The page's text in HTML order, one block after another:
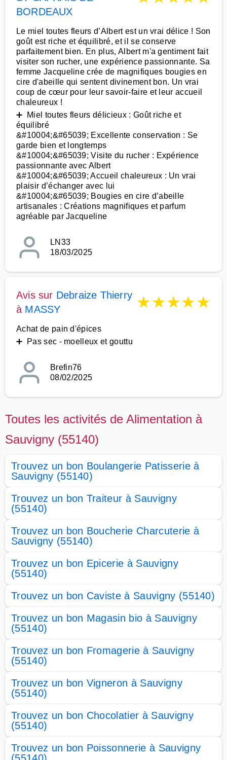
BORDEAUX
Le miel toutes fleurs d’Albert est un vrai délice ! Son
goût est riche et équilibré, et il se conserve
parfaitement bien. En plus, Albert m'a gentiment fait
visiter son rucher, une expérience passionnante. Sa
femme Jacqueline crée de magnifiques bougies en
cire d'abeille qui sentent divinement bon. Un vrai
coup de cœur pour leur savoir-faire et leur accueil
chaleureux !
➕ Miel toutes fleurs délicieux : Goût riche et
équilibré
&#10004;&#65039; Excellente conservation : Se
garde bien et longtemps
&#10004;&#65039; Visite du rucher : Expérience
passionnante avec Albert
&#10004;&#65039; Accueil chaleureux : Un vrai
plaisir d’échanger avec lui
&#10004;&#65039; Bougies en cire d’abeille
artisanales : Créations magnifiques et parfum
agréable par Jacqueline
LN33
18/03/2025
Avis sur Debraize Thierry
à MASSY ★★★★★
Achat de pain d'épices
➕ Pas sec - moelleux et gouttu
Brefin76
08/02/2025
Toutes les activités de Alimentation à
Sauvigny (55140)
Trouvez un bon Boulangerie Patisserie à
Sauvigny (55140)
Trouvez un bon Traiteur à Sauvigny
(55140)
Trouvez un bon Boucherie Charcuterie à
Sauvigny (55140)
Trouvez un bon Epicerie à Sauvigny
(55140)
Trouvez un bon Caviste à Sauvigny (55140)
Trouvez un bon Magasin bio à Sauvigny
(55140)
Trouvez un bon Fromagerie à Sauvigny
(55140)
Trouvez un bon Vigneron à Sauvigny
(55140)
Trouvez un bon Chocolatier à Sauvigny
(55140)
Trouvez un bon Poissonnerie à Sauvigny